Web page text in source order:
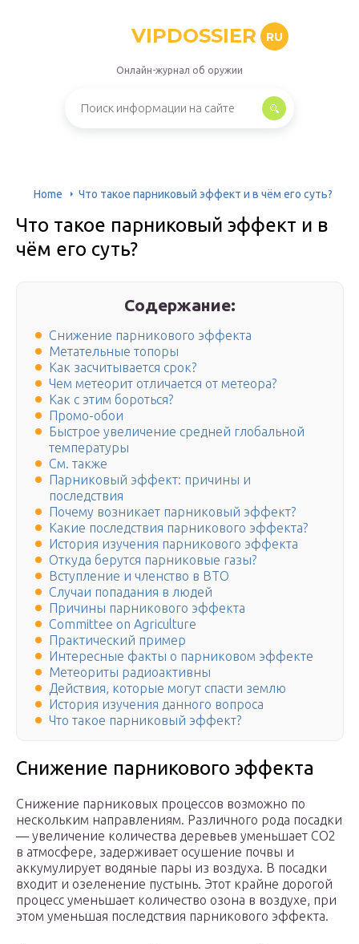
VIPDOSSIER RU
Онлайн-журнал об оружии
Home Что такое парниковый эффект и в чём его суть?
Что такое парниковый эффект и в
чём его суть?
Содержание:
Снижение парникового эффекта
Метательные топоры
Как засчитывается срок?
Чем метеорит отличается от метеора?
Как с этим бороться?
Промо-обои
Быстрое увеличение средней глобальной
температуры
См. также
Парниковый эффект: причины и
последствия
Почему возникает парниковый эффект?
Какие последствия парникового эффекта?
История изучения парникового эффекта
Откуда берутся парниковые газы?
Вступление и членство в ВТО
Случаи попадания в людей
Причины парникового эффекта
Committee on Agriculture
Практический пример
Интересные факты о парниковом эффекте
Метеориты радиоактивны
Действия, которые могут спасти землю
История изучения данного вопроса
Что такое парниковый эффект?
Снижение парникового эффекта
Снижение парниковых процессов возможно по
нескольким направлениям. Различного рода посадки
— увеличение количества деревьев уменьшает СО2
в атмосфере, задерживает осушение почвы и
аккумулирует водяные пары из воздуха. В посадки
входит и озеленение пустынь. Этот крайне дорогой
процесс уменьшает количество озона в воздухе, при
этом уменьшая последствия парникового эффекта.